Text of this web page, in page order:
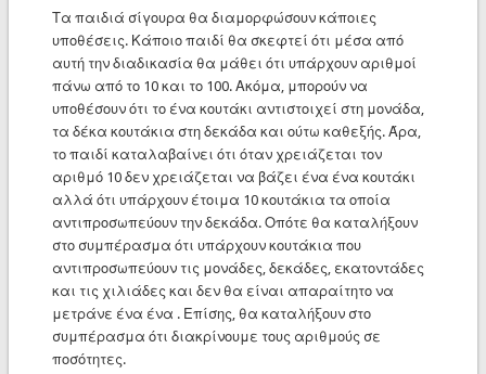
Τα παιδιά σίγουρα θα διαμορφώσουν κάποιες
υποθέσεις. Κάποιο παιδί θα σκεφτεί ότι μέσα από
αυτή την διαδικασία θα μάθει ότι υπάρχουν αριθμοί
πάνω από το 10 και το 100. Ακόμα, μπορούν να
υποθέσουν ότι το ένα κουτάκι αντιστοιχεί στη μονάδα,
τα δέκα κουτάκια στη δεκάδα και ούτω καθεξής. Άρα,
το παιδί καταλαβαίνει ότι όταν χρειάζεται τον
αριθμό 10 δεν χρειάζεται να βάζει ένα ένα κουτάκι
αλλά ότι υπάρχουν έτοιμα 10 κουτάκια τα οποία
αντιπροσωπεύουν την δεκάδα. Οπότε θα καταλήξουν
στο συμπέρασμα ότι υπάρχουν κουτάκια που
αντιπροσωπεύουν τις μονάδες, δεκάδες, εκατοντάδες
και τις χιλιάδες και δεν θα είναι απαραίτητο να
μετράνε ένα ένα . Επίσης, θα καταλήξουν στο
συμπέρασμα ότι διακρίνουμε τους αριθμούς σε
ποσότητες.